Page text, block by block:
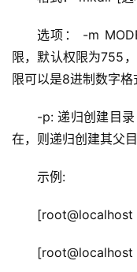
选项： -m
限，默认权限为755
限可以是8进制数字
-p: 递归创建目
在，则递归创建其父
示例: